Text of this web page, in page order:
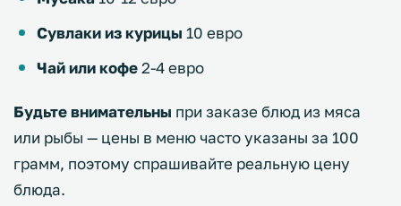
Сувлаки из курицы 10 евро
Чай или кофе2-4 евро
Будьте внимательны при заказе блюд из мяса
или рыбы — цены в меню часто указаны за 100
грамм, поэтому спрашивайте реальную цену
блюда.